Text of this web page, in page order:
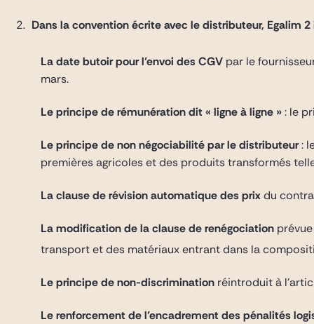
Dans la convention écrite avec le distributeur, Egalim
La date butoir pour l’envoi des CGV par le
mars.
Le principe de rémunération dit « ligne à ligne »: le
Le principe de non négociabilité par le distributeur:
premières agricoles et des produits transformés
La clause de révision automatique des prixdu
La modification de la clause de renégociation
transport et des matériaux entrant dans la
Le principe de non-discriminationréintroduit à
Le renforcement de l’encadrement des pénalités